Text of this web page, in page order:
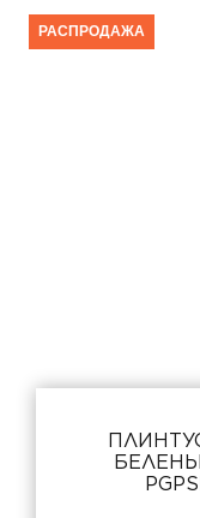
РАСПРОДАЖА